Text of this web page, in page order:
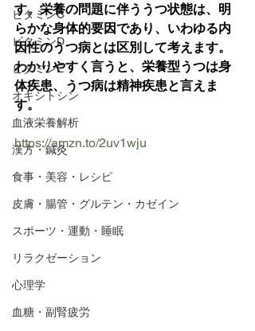
ビタミンC
ビタミンD
ビタミンE
オキシトシン
血液栄養解析
漢方・鍼灸
食事・美容・レシピ
皮膚・腸管・グルテン・カゼイン
スポーツ・運動・睡眠
リラクゼーション
心理学
血糖・副腎疲労
す。栄養の問題に伴ううつ状態は、明
らかな身体的要因であり、いわゆる内
因性のうつ病とは区別して考えます。
わかりやすく言うと、栄養型うつは身
体疾患、うつ病は精神疾患と言えま
す。
https://amzn.to/2uv1wju